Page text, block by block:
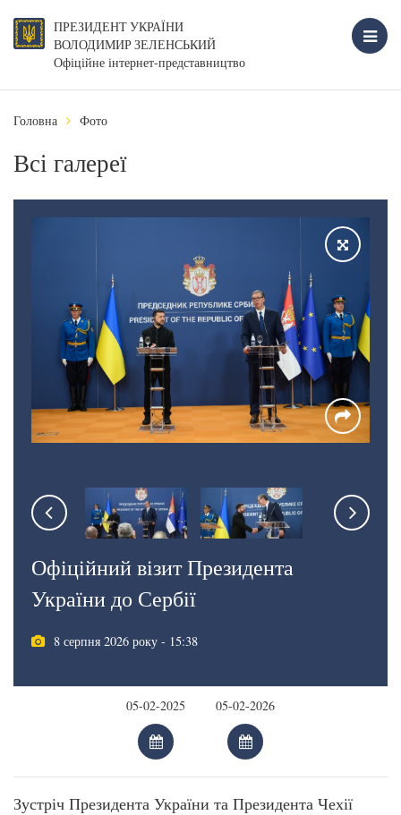
ПРЕЗИДЕНТ УКРАЇНИ
ВОЛОДИМИР ЗЕЛЕНСЬКИЙ
Офіційне інтернет-представництво
Головна Фото
Всі галереї
Офіційний візит Президента
України до Сербії
8 серпня 2026 року - 15:38
Зустріч Президента України та Президента Чехії